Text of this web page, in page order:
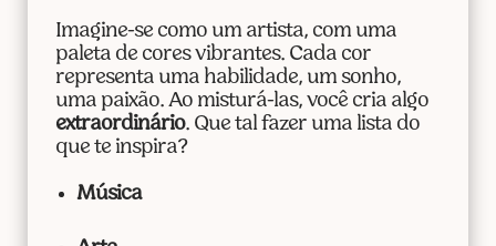
Imagine-se como um artista, com uma
paleta de cores vibrantes. Cada cor
representa uma habilidade, um sonho,
uma paixão. Ao misturá-las, você cria algo
extraordinário. Que tal fazer uma lista do
que te inspira?
Música